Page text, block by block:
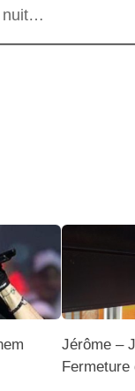
nuit…
Jérôme –
Fermeture